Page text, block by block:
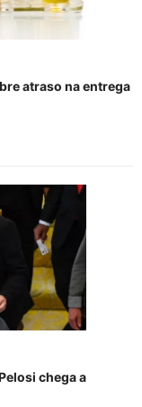
atraso na entrega
chega a